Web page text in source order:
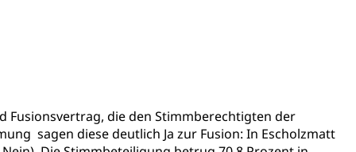
die den Stimmberechtigten der
sagen diese deutlich Ja zur Fusion: In Escholzmatt
Krankenversicherung, Unfallversicherung,
Luzern)
Suchtkrankheit, Drogenabhängige,